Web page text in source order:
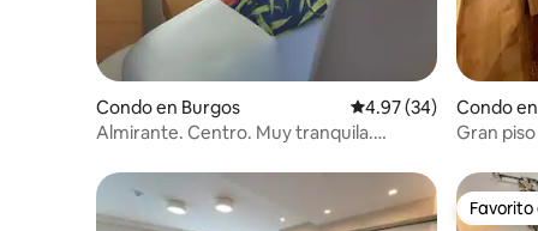
Condo en Burgos Calificación promedio:
4.97 (34)
Almirante. Centro. Muy tranquila.
Condo
Gran